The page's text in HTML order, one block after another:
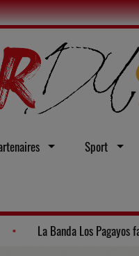
Sport
: le Lot en famille tout l’été